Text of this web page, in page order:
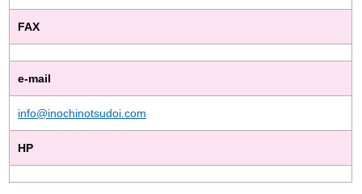
FAX
e-mail
info@inochinotsudoi.com
HP